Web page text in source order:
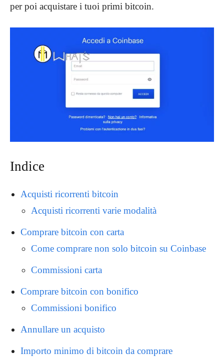
per poi acquistare i tuoi primi bitcoin.
Indice
Acquisti ricorrenti bitcoin
Acquisti ricorrenti varie modalità
Comprare bitcoin con carta
Come comprare non solo bitcoin su Coinbase
Commissioni carta
Comprare bitcoin con bonifico
Commissioni bonifico
Annullare un acquisto
Importo minimo di bitcoin da comprare